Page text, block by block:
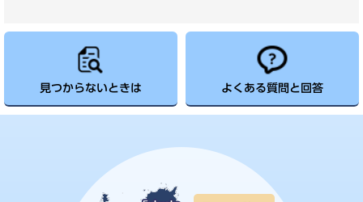
見つからないときは よくある質問と回答